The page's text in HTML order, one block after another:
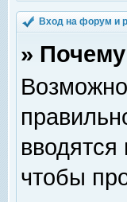
Вход на форум и
»
чтобы